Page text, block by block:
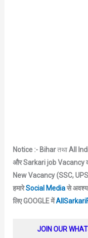
Notice :- BiharतथाAll
और Sarkari job Vacancy
New Vacancy (SSC,
हमारेSocial Mediaसे
लिए GOOGLE में
JOIN OUR